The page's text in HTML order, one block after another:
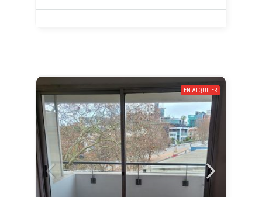
EN ALQUILER